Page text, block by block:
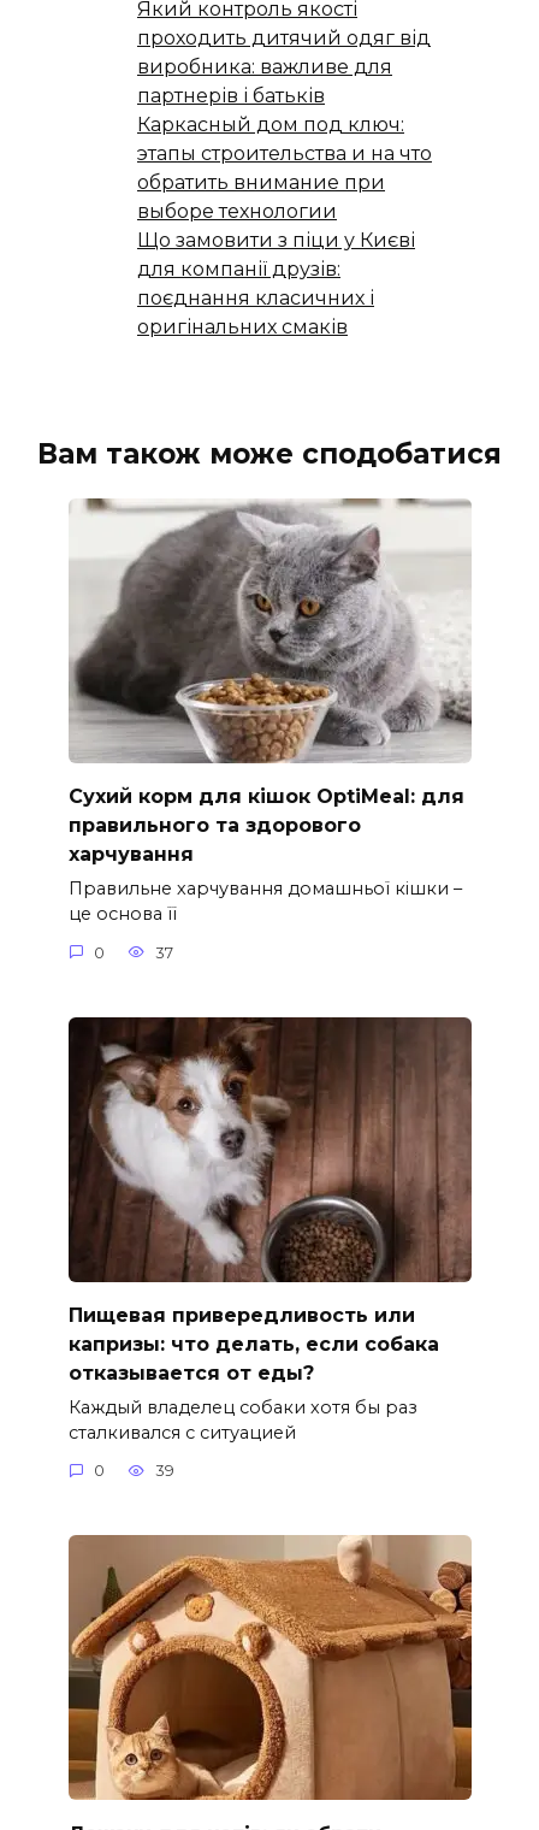
Який контроль якості
проходить дитячий одяг від
виробника: важливе для
партнерів і батьків
Каркасный дом под ключ:
этапы строительства и на что
обратить внимание при
выборе технологии
Що замовити з піци у Києві
для компанії друзів:
поєднання класичних і
оригінальних смаків
Вам також може сподобатися
Сухий корм для кішок OptiMeal: для
правильного та здорового
харчування
Правильне харчування домашньої кішки –
це основа її
0 37
Пищевая привередливость или
капризы: что делать, если собака
отказывается от еды?
Каждый владелец собаки хотя бы раз
сталкивался с ситуацией
0 39